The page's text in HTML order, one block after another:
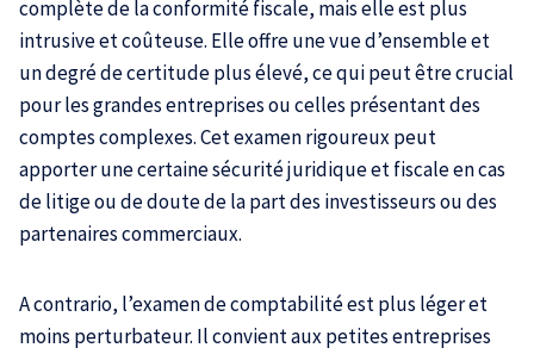
complète de la conformité fiscale, mais elle est plus
intrusive et coûteuse. Elle offre une vue d’ensemble et
un degré de certitude plus élevé, ce qui peut être crucial
pour les grandes entreprises ou celles présentant des
comptes complexes. Cet examen rigoureux peut
apporter une certaine sécurité juridique et fiscale en cas
de litige ou de doute de la part des investisseurs ou des
partenaires commerciaux.
A contrario, l’examen de comptabilité est plus léger et
moins perturbateur. Il convient aux petites entreprises